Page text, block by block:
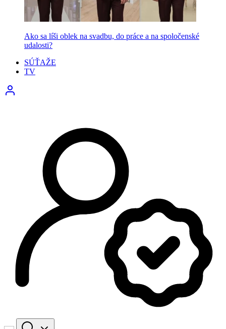
Ako sa líši oblek na svadbu, do práce a na spoločenské
udalosti?
SÚŤAŽE
TV